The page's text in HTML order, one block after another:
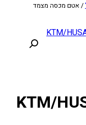
/ אטם מכסה מצמד
KTM/